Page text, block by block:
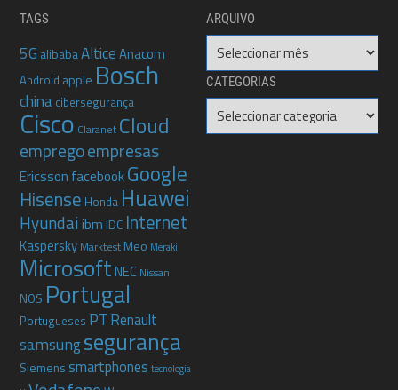
TAGS
5G alibabaAlticeAnacom
Android apple Bosch
china cibersegurança
Cisco Claranet Cloud
empregoempresas
Ericsson facebookGoogle
Hisense Honda Huawei
Hyundai ibm IDC Internet
Kaspersky Marktest Meo Meraki
MicrosoftNEC Nissan
NOS Portugal
Portugueses PT Renault
samsungsegurança
Siemenssmartphones tecnologia
ARQUIVO
Arquivo
CATEGORIAS
Categorias